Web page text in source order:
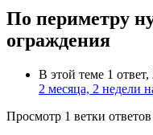
По периметру
ограждения
В этой теме 1
2 месяца, 2 недели
Просмотр 1 ветки ответов